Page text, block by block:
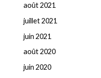
août 2021
juillet 2021
juin 2021
août 2020
juin 2020